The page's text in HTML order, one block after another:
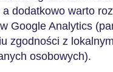
a dodatkowo warto
Google Analytics
zgodności z
osobowych).